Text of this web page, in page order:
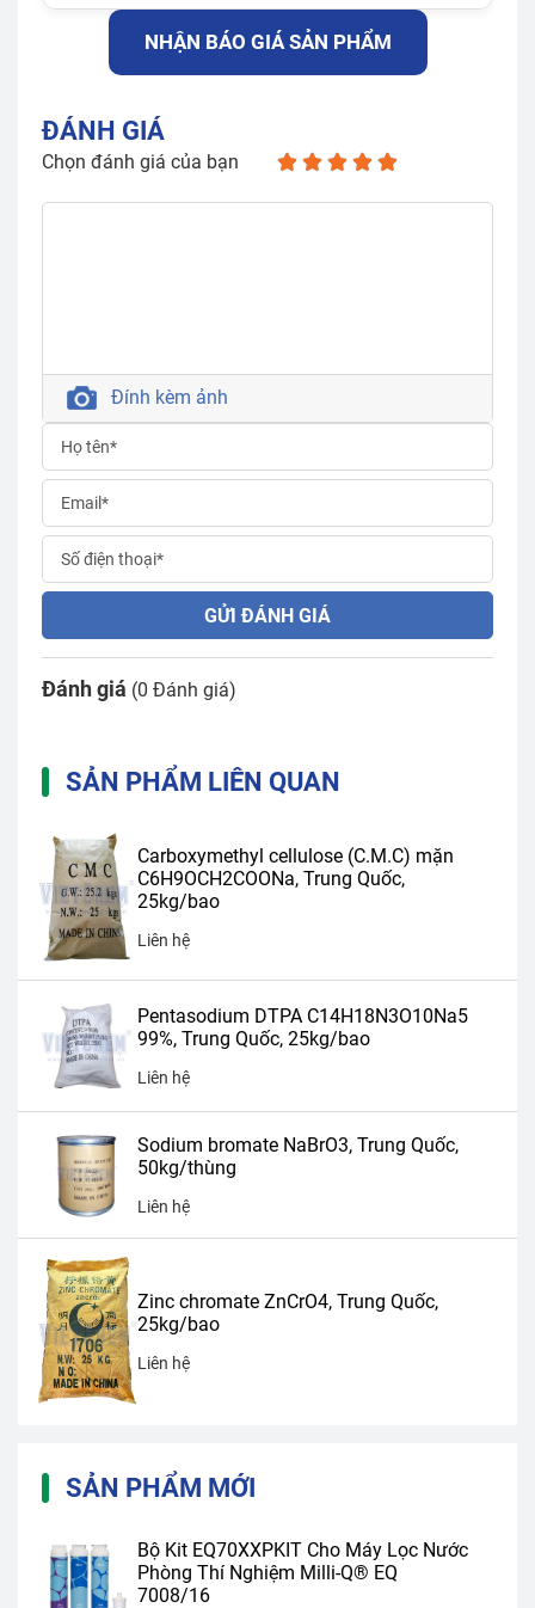
NHẬN BÁO GIÁ SẢN PHẨM
ĐÁNH GIÁ
Chọn đánh giá của bạn
Đính kèm ảnh
GỬI ĐÁNH GIÁ
Đánh giá (0 Đánh giá)
SẢN PHẨM LIÊN QUAN
Carboxymethyl cellulose (C.M.C) mặn
C6H9OCH2COONa, Trung Quốc,
25kg/bao
Liên hệ
Pentasodium DTPA C14H18N3O10Na5
99%, Trung Quốc, 25kg/bao
Liên hệ
Sodium bromate NaBrO3, Trung Quốc,
50kg/thùng
Liên hệ
Zinc chromate ZnCrO4, Trung Quốc,
25kg/bao
Liên hệ
SẢN PHẨM MỚI
Bộ Kit EQ70XXPKIT Cho Máy Lọc Nước
Phòng Thí Nghiệm Milli-Q® EQ
7008/16